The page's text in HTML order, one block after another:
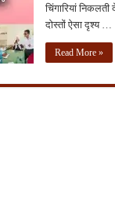
चिंगारियां
दोस्तों ऐसा दृश्य …
Read More »